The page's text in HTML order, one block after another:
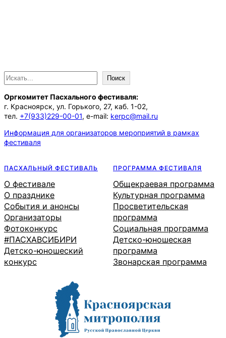
П
о
и
с
к
Поиск
Оргкомитет Пасхального фестиваля:
г. Красноярск, ул. Горького, 27, каб. 1-02,
тел. +7(933)229-00-01, e-mail: kerpc@mail.ru
Информация для организаторов мероприятий в рамках
фестиваля
ПАСХАЛЬНЫЙ ФЕСТИВАЛЬ
О фестивале
О празднике
События и анонсы
Организаторы
Фотоконкурс
#ПАСХАВСИБИРИ
Детско-юношеский
конкурс
ПРОГРАММА ФЕСТИВАЛЯ
Общекраевая программа
Культурная программа
Просветительская
программа
Социальная программа
Детско-юношеская
программа
Звонарская программа